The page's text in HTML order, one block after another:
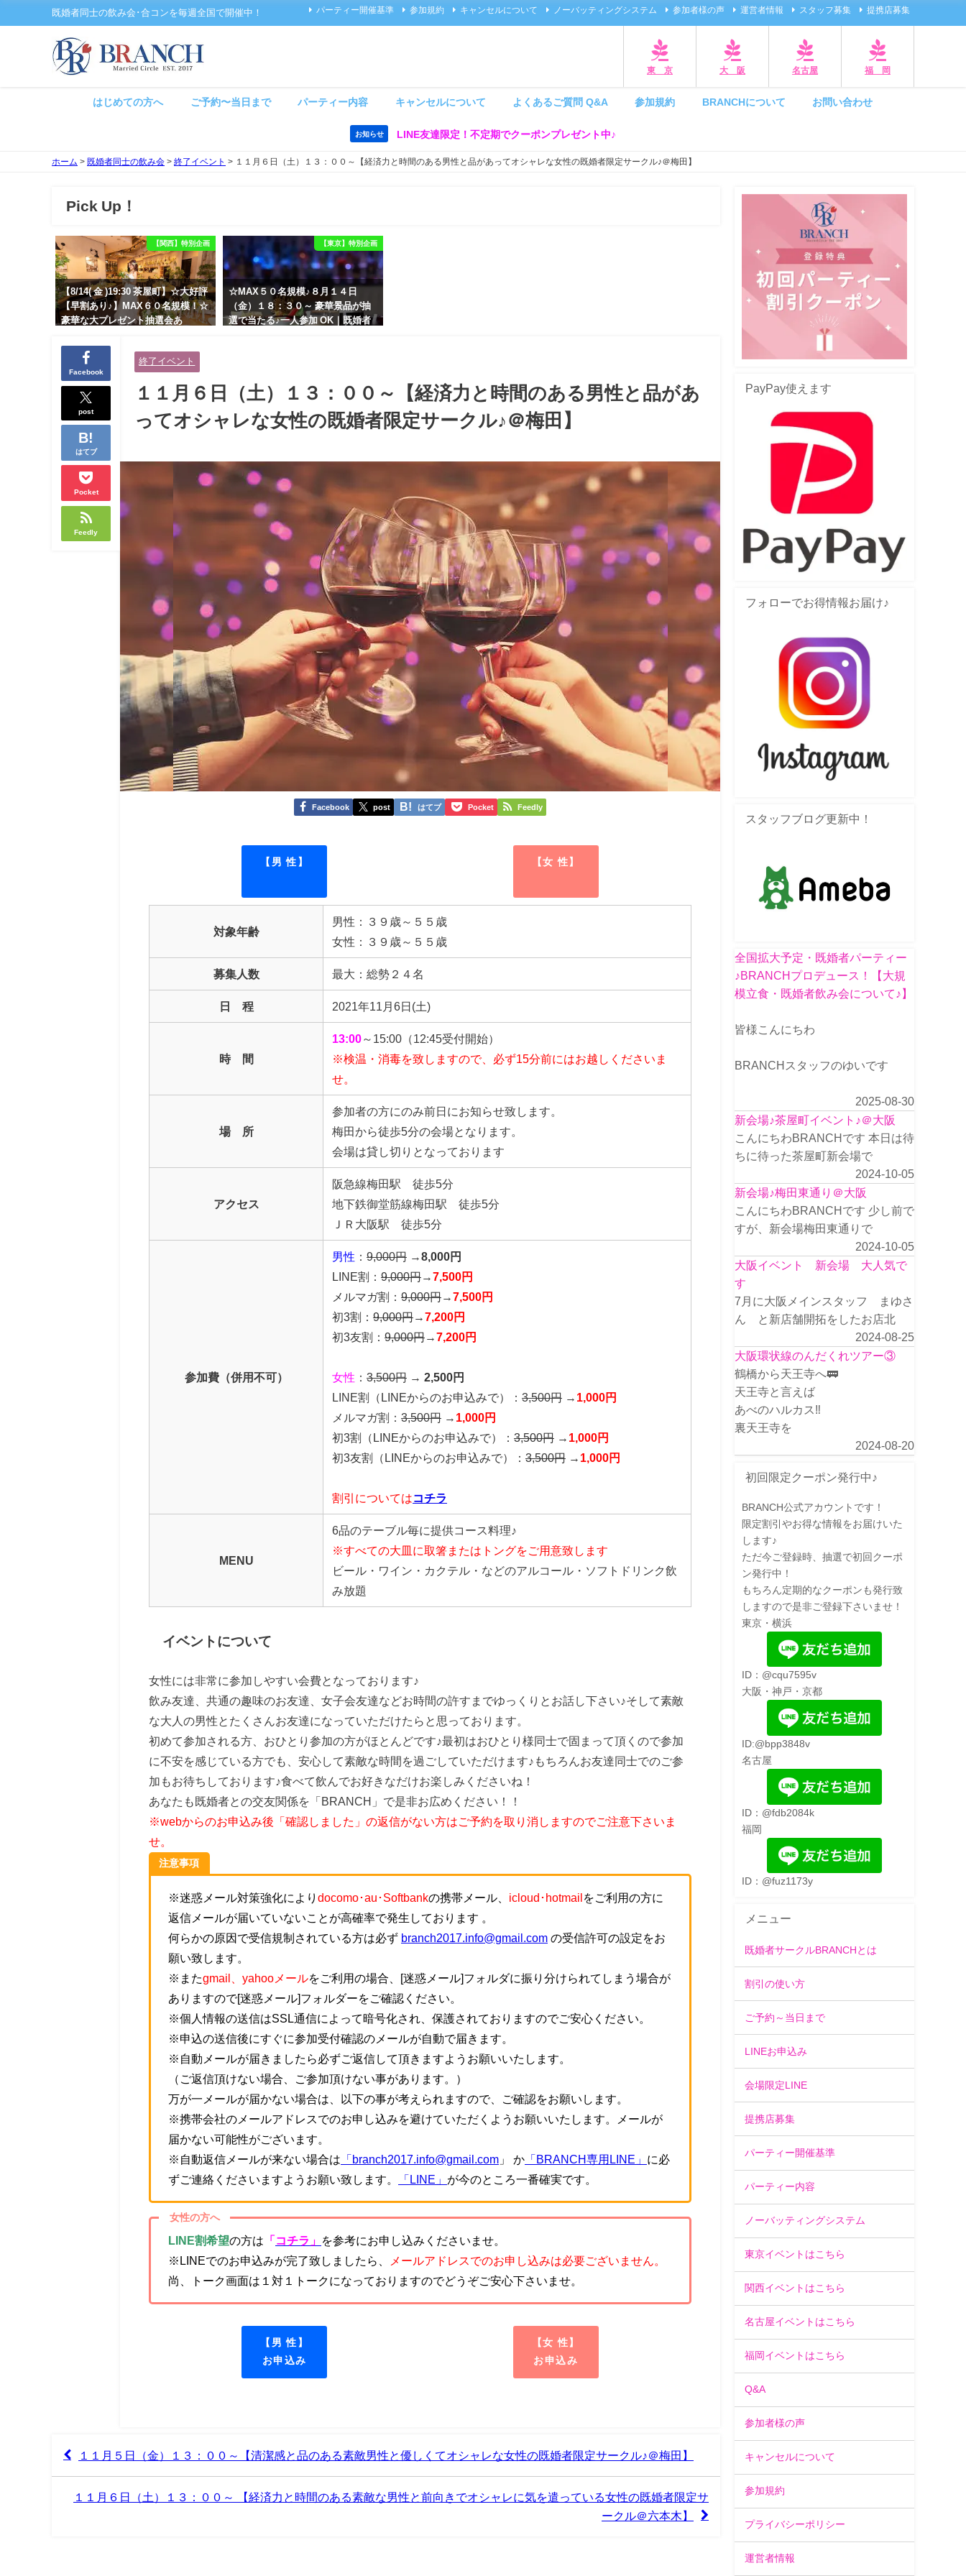
既婚者同士の飲み会･合コンを毎週全国で開催中！ パーティー開催基準 参加規約 キャンセルについて ノーバッティングシステム 参加者様の声 運営者情報 スタッフ募集 提携店募集
東 京 大 阪 名古屋 福 岡
はじめての方へ ご予約〜当日まで パーティー内容 キャンセルについて よくあるご質問 Q&A 参加規約 BRANCHについて お問い合わせ
お知らせ LINE友達限定！不定期でクーポンプレゼント中♪
ホーム > 既婚者同士の飲み会 > 終了イベント > １１月６日（土）１３：００～【経済力と時間のある男性と品があってオシャレな女性の既婚者限定サークル♪＠梅田】
Pick Up！
【関西】特別企画
【8/14( 金 )19:30 茶屋町】☆大好評
【早割あり♪】MAX６０名規模！☆
豪華な大プレゼント抽選会あ
性とオシャレ好きで落ち着いた大
人女性の既婚者限定ビッグパーテ
ィー♪＠茶屋町】
【東京】特別企画
☆MAX５０名規模♪８月１４日
（金）１８：３０～ 豪華景品が抽
選で当たる♪一人参加 OK｜既婚者
＠池袋】
Facebook
post
はてブ
Pocket
Feedly
終了イベント
１１月６日（土）１３：００～【経済力と時間のある男性と品があ
ってオシャレな女性の既婚者限定サークル♪＠梅田】
Facebook post はてブ Pocket Feedly
【男 性】 【女 性】
対象年齢
男性：３９歳～５５歳
女性：３９歳～５５歳
募集人数 最大：総勢２４名
日 程 2021年11月6日(土)
時 間
13:00～15:00（12:45受付開始）
※検温・消毒を致しますので、必ず15分前にはお越しくださいま
せ。
場 所
参加者の方にのみ前日にお知らせ致します。
梅田から徒歩5分の会場となります。
会場は貸し切りとなっております
アクセス
阪急線梅田駅 徒歩5分
地下鉄御堂筋線梅田駅 徒歩5分
ＪＲ大阪駅 徒歩5分
参加費（併用不可）
男性 ： 9,000円 →8,000円
LINE割： 9,000円→7,500円
メルマガ割： 9,000円→7,500円
初3割： 9,000円→7,200円
初3友割： 9,000円→7,200円
女性 ： 3,500円 → 2,500円
LINE割
（LINEからのお申込みで） ： 3,500円 → 1,000円
メルマガ割： 3,500円 → 1,000円
初3割（LINEからのお申込みで）： 3,500円 → 1,000円
初3友割（LINEからのお申込みで）： 3,500円 → 1,000円
割引についてはコチラ
MENU
6品のテーブル毎に提供コース料理♪
※すべての大皿に取箸またはトングをご用意致します
ビール・ワイン・カクテル・などのアルコール・ソフトドリンク飲
み放題
イベントについて
女性には非常に参加しやすい会費となっております♪
飲み友達、共通の趣味のお友達、女子会友達などお時間の許すまでゆっくりとお話し下さい♪そして素敵
な大人の男性とたくさんお友達になっていただけたらと思っております。
初めて参加される方、おひとり参加の方がほとんどです♪最初はおひとり様同士で固まって頂くので参加
に不安を感じている方でも、安心して素敵な時間を過ごしていただけます♪もちろんお友達同士でのご参
加もお待ちしております♪食べて飲んでお好きなだけお楽しみくださいね！
あなたも既婚者との交友関係を「BRANCH」で是非お広めください！！
※webからのお申込み後「確認しました」の返信がない方はご予約を取り消しますのでご注意下さいま
せ。
注意事項
※迷惑メール対策強化により docomo･au･Softbankの携帯メール、 icloud･hotmail をご利用の方に
返信メールが届いていないことが高確率で発生しております 。
何らかの原因で受信規制されている方は必ず branch2017.info@gmail.com の受信許可の設定をお
願い致します。
※またgmail、yahooメールをご利用の場合、[迷惑メール]フォルダに振り分けられてしまう場合が
ありますので[迷惑メール]フォルダーをご確認ください。
※個人情報の送信はSSL通信によって暗号化され、保護されておりますのでご安心ください。
※申込の送信後にすぐに参加受付確認のメールが自動で届きます。
※自動メールが届きましたら必ずご返信して頂きますようお願いいたします。
（ご返信頂けない場合、ご参加頂けない事があります。）
万が一メールが届かない場合は、以下の事が考えられますので、ご確認をお願いします。
※携帯会社のメールアドレスでのお申し込みを避けていただくようお願いいたします。メールが
届かない可能性がございます。
※自動返信メールが来ない場合は 「branch2017.info@gmail.com 」 か 「BRANCH専用LINE」 に必
ずご連絡くださいますようお願い致します。
「LINE」 が今のところ一番確実です。
女性の方へ
LINE割希望の方は 「 コチラ」
を参考にお申し込みくださいませ。
※LINEでのお申込みが完了致しましたら、
メールアドレスでのお申し込みは必要ございません。
尚、トーク画面は１対１トークになっておりますのでどうぞご安心下さいませ。
【男 性】
お申込み
【女 性】
お申込み
１１月５日（金）１３：００～【清潔感と品のある素敵男性と優しくてオシャレな女性の既婚者限定サークル♪＠梅田】
１１月６日（土）１３：００～ 【経済力と時間のある素敵な男性と前向きでオシャレに気を遣っている女性の既婚者限定サ
ークル＠六本木】
PayPay使えます
フォローでお得情報お届け♪
スタッフブログ更新中！
全国拡大予定・既婚者パーティー
♪BRANCHプロデュース！【大規
模立食・既婚者飲み会について♪】
皆様こんにちわ
BRANCHスタッフのゆいです
2025-08-30
新会場♪茶屋町イベント♪＠大阪
こんにちわBRANCHです 本日は待
ちに待った茶屋町新会場で
2024-10-05
新会場♪梅田東通り＠大阪
こんにちわBRANCHです 少し前で
すが、新会場梅田東通りで
2024-10-05
大阪イベント 新会場 大人気で
す
7月に大阪メインスタッフ まゆさ
ん と新店舗開拓をしたお店北
2024-08-25
大阪環状線のんだくれツアー③
鶴橋から天王寺へ🚃
天王寺と言えば
あべのハルカス‼️
裏天王寺を
2024-08-20
初回限定クーポン発行中♪
BRANCH公式アカウントです！
限定割引やお得な情報をお届けいた
します♪
ただ今ご登録時、抽選で初回クーポ
ン発行中！
もちろん定期的なクーポンも発行致
しますので是非ご登録下さいませ！
東京・横浜
ID：@cqu7595v
大阪・神戸・京都
ID:@bpp3848v
名古屋
ID：@fdb2084k
福岡
ID：@fuz1173y
メニュー
既婚者サークルBRANCHとは
割引の使い方
ご予約～当日まで
LINEお申込み
会場限定LINE
提携店募集
パーティー開催基準
パーティー内容
ノーバッティングシステム
東京イベントはこちら
関西イベントはこちら
名古屋イベントはこちら
福岡イベントはこちら
Q&A
参加者様の声
キャンセルについて
参加規約
プライバシーポリシー
運営者情報